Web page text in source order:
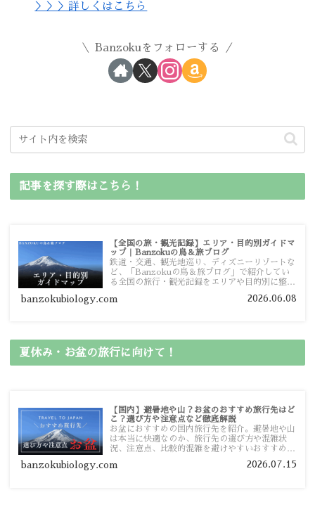
＞＞＞詳しくはこちら
Banzokuをフォローする
記事を探す際はこちら！
【全国の旅・観光記録】エリア・目的別ガイドマ
ップ｜Banzokuの鳥＆旅ブログ
鉄道・交通、観光地巡り、ディズニーリゾートな
ど、「Banzokuの鳥＆旅ブログ」で紹介してい
る全国の旅行・観光記録をエリアや目的別に整理
ガイドマップからスムーズに見つけていただけま
banzokubiology.com 2026.06.08
夏休み・お盆の旅行に向けて！
【国内】避暑地や山？お盆のおすすめ旅行先はど
こ？選び方や注意点など徹底解説
お盆におすすめの国内旅行先を紹介。避暑地や山
は本当に快適なのか、旅行先の選び方や混雑状
況、注意点、比較的混雑を避けやすいおすすめス
す。
banzokubiology.com 2026.07.15